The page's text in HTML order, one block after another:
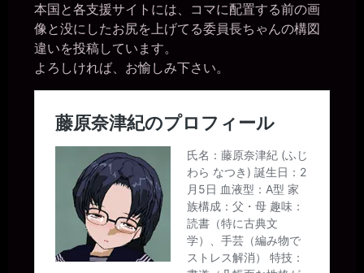
本国と各支援サイトには、コマに配置する前の画
像と没にしたお尻を上げてる委員長ちゃんの構図
違いを投稿しています。
よろしければ、お愉しみ下さい。
一枚の銀貨
2026年7月7日 - 12:15
こんにちは～(・∀・)
一枚の銀貨
2026年7月7日 - 12:15
いろいろと大変な一週間でした……。
一枚の銀貨
2026年7月7日 - 12:16
一枚の銀貨
2026年7月12日 - 19:28
夕飯前に、少し作業しています。
一枚の銀貨
2026年7月12日 - 20:58
ではでは～(´∀｀*)ﾉｼ
maskside